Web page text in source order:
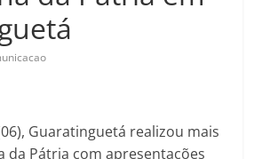
Guaratinguetá realizou mais
da Pátria com apresentações